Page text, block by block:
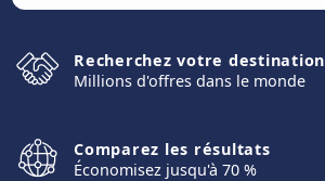
Recherchez votre destination
Millions d'offres dans le monde
Comparez les résultats
Économisez jusqu'à 70 %